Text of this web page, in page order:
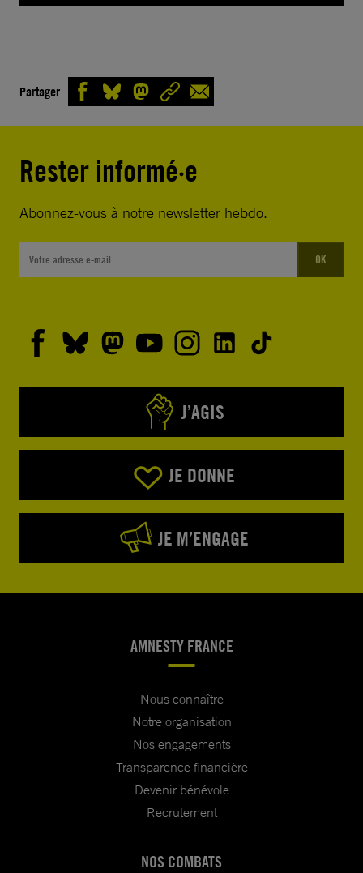
Partager
Rester informé·e
Abonnez-vous à notre newsletter hebdo.
OK
J’AGIS
JE DONNE
JE M’ENGAGE
AMNESTY FRANCE
Nous connaître
Notre organisation
Nos engagements
Transparence financière
Devenir bénévole
Recrutement
NOS COMBATS